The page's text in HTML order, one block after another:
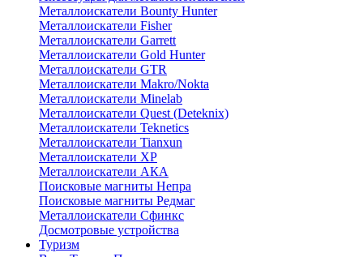
Металлоискатели Bounty Hunter
Металлоискатели Fisher
Металлоискатели Garrett
Металлоискатели Gold Hunter
Металлоискатели GTR
Металлоискатели Makro/Nokta
Металлоискатели Minelab
Металлоискатели Quest (Deteknix)
Металлоискатели Teknetics
Металлоискатели Tianxun
Металлоискатели XP
Металлоискатели АКА
Поисковые магниты Непра
Поисковые магниты Редмаг
Металлоискатели Сфинкс
Досмотровые устройства
Туризм